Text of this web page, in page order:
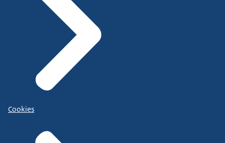
Cookies